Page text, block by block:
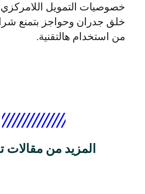
خصوصيات التمويل
خلق جدران وحواجز بتمنع
من استخدام هالتقنية.
المزيد من مقالات